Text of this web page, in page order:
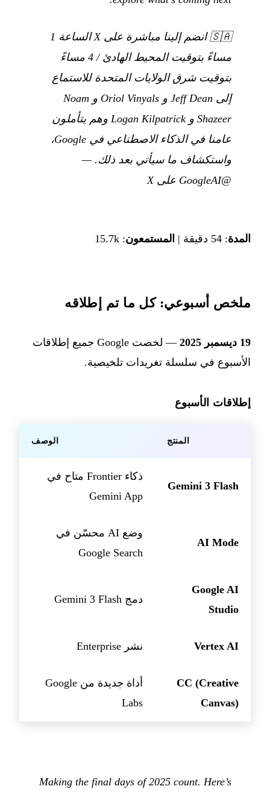
🇸🇦
انضم إلينا مباشرة على X الساعة 1
مساءً بتوقيت المحيط الهادئ / 4 مساءً
بتوقيت شرق الولايات المتحدة للاستماع
إلى Jeff Dean و Oriol Vinyals و Noam
Shazeer و Logan Kilpatrick وهم يتأملون
عامنا في الذكاء الاصطناعي في Google،
واستكشاف ما سيأتي بعد ذلك. —
@GoogleAI على X
المدة: 54 دقيقة | المستمعون: 15.7k
ملخص أسبوعي: كل ما تم إطلاقه
19 ديسمبر 2025
— لخصت Google جميع إطلاقات
الأسبوع في سلسلة تغريدات تلخيصية.
إطلاقات الأسبوع
المنتج الوصف
Gemini 3 Flash
ذكاء Frontier متاح في
Gemini App
AI Mode
وضع AI محسّن في
Google Search
Google AI
Studio
دمج Gemini 3 Flash
Vertex AI نشر Enterprise
CC (Creative
Canvas)
أداة جديدة من Google
Labs
Making the final days of 2025 count. Here’s